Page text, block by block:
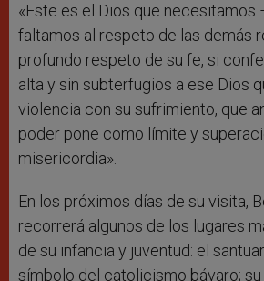
«Este es el Dios que
faltamos al respeto de las demás
profundo respeto de su fe, si
alta y sin subterfugios a ese Dios
violencia con su sufrimiento, que
poder pone como límite y
misericordia».
En los próximos días de su visita,
recorrerá algunos de los lugares
de su infancia y juventud: el
símbolo del catolicismo bávaro; su